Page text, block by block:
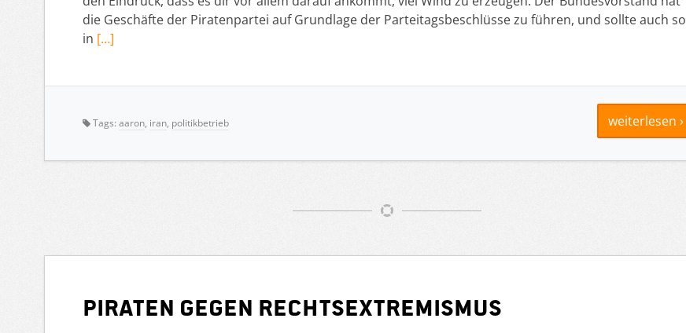
die Geschäfte der Piratenpartei auf Grundlage der Parteitagsbeschlüsse zu führen, und sollte auch so
in […]
weiterlesen ›
Tags: aaron, iran, politikbetrieb
Piraten gegen Rechtsextremismus